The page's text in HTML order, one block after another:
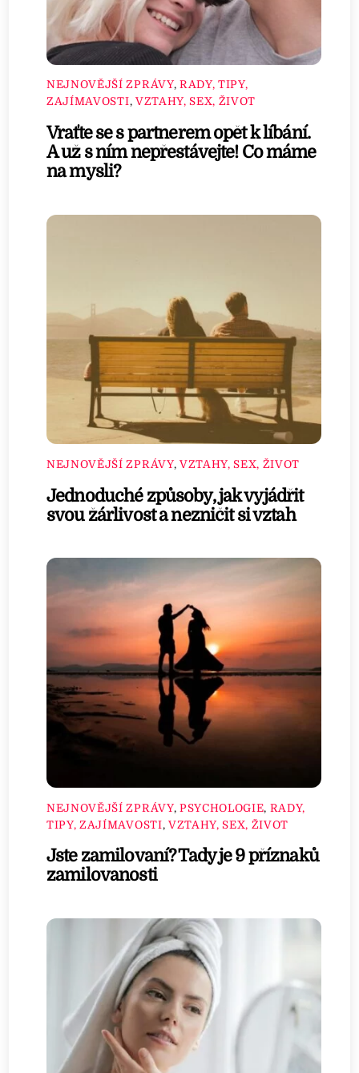
NEJNOVĚJŠÍ ZPRÁVY, RADY, TIPY,
ZAJÍMAVOSTI, VZTAHY, SEX, ŽIVOT
Vraťte se s partnerem opět k líbání.
A už s ním nepřestávejte! Co máme
na mysli?
NEJNOVĚJŠÍ ZPRÁVY, VZTAHY, SEX, ŽIVOT
Jednoduché způsoby, jak vyjádřit
svou žárlivost a nezničit si vztah
NEJNOVĚJŠÍ ZPRÁVY, PSYCHOLOGIE, RADY,
TIPY, ZAJÍMAVOSTI, VZTAHY, SEX, ŽIVOT
Jste zamilovaní? Tady je 9 příznaků
zamilovanosti